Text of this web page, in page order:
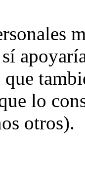
lo
otros).